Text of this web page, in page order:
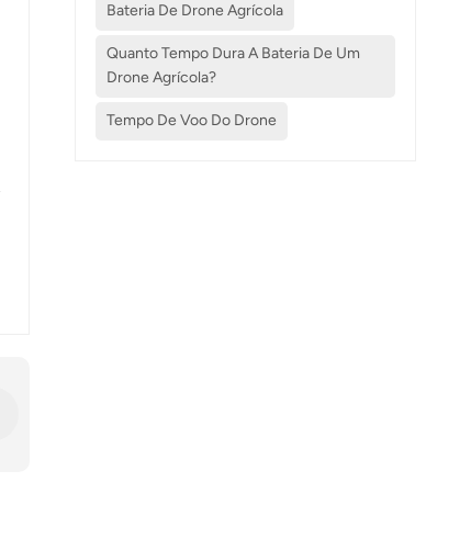
Bateria De Drone Agrícola
Quanto Tempo Dura A Bateria De Um
Drone Agrícola?
Tempo De Voo Do Drone